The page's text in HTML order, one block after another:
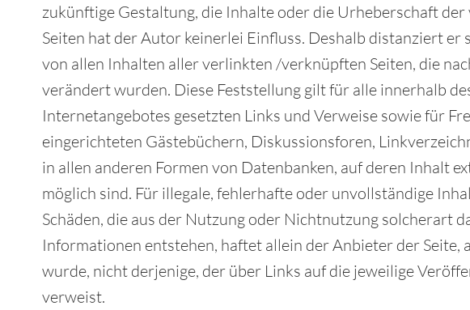
zukünftige Gestaltung, die Inhalte oder die Urheberschaft
Seiten hat der Autor keinerlei Einfluss. Deshalb distanziert er
von allen Inhalten aller verlinkten /verknüpften Seiten, die
verändert wurden. Diese Feststellung gilt für alle innerhalb
Internetangebotes gesetzten Links und Verweise sowie für
eingerichteten Gästebüchern, Diskussionsforen,
in allen anderen Formen von Datenbanken, auf deren Inhalt
möglich sind. Für illegale, fehlerhafte oder unvollständige
Schäden, die aus der Nutzung oder Nichtnutzung solcherart
Informationen entstehen, haftet allein der Anbieter der Seite,
wurde, nicht derjenige, der über Links auf die jeweilige
verweist.